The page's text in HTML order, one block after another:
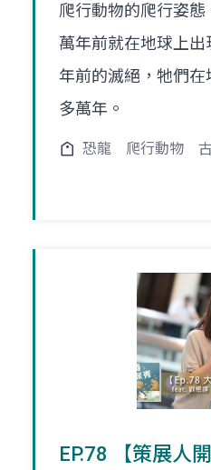
爬行動物的爬行姿
萬年前就在地球上
年前的滅絕，牠們
多萬年。
恐龍 爬行動物
EP.78 【策展人